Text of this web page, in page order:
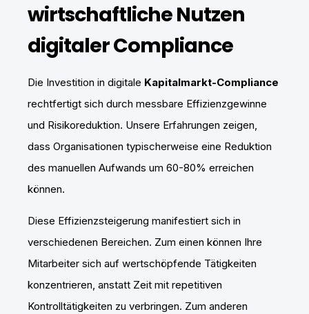
wirtschaftliche Nutzen
digitaler Compliance
Die Investition in digitale Kapitalmarkt-Compliance
rechtfertigt sich durch messbare Effizienzgewinne
und Risikoreduktion. Unsere Erfahrungen zeigen,
dass Organisationen typischerweise eine Reduktion
des manuellen Aufwands um 60-80% erreichen
können.
Diese Effizienzsteigerung manifestiert sich in
verschiedenen Bereichen. Zum einen können Ihre
Mitarbeiter sich auf wertschöpfende Tätigkeiten
konzentrieren, anstatt Zeit mit repetitiven
Kontrolltätigkeiten zu verbringen. Zum anderen